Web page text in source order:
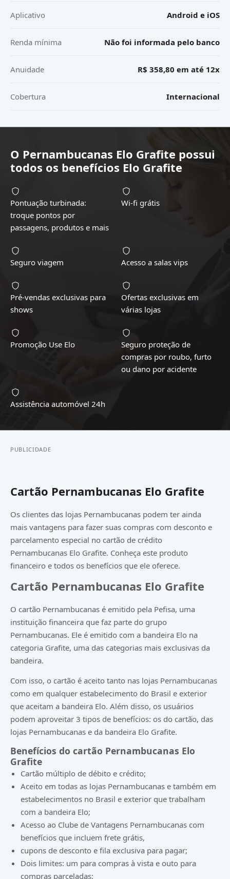
Aplicativo Android e iOS
Renda mínima Não foi informada pelo banco
Anuidade R$ 358,80 em até 12x
Cobertura Internacional
O Pernambucanas Elo Grafite possui
todos os benefícios Elo Grafite
Pontuação turbinada:
troque pontos por
passagens, produtos e mais
Wi-fi grátis
Seguro viagem Acesso a salas vips
Pré-vendas exclusivas para
shows
Ofertas exclusivas em
várias lojas
Promoção Use Elo
Seguro proteção de
compras por roubo, furto
ou dano por acidente
Assistência automóvel 24h
PUBLICIDADE
Cartão Pernambucanas Elo Grafite
Os clientes das lojas Pernambucanas podem ter ainda
mais vantagens para fazer suas compras com desconto e
parcelamento especial no cartão de crédito
Pernambucanas Elo Grafite. Conheça este produto
financeiro e todos os benefícios que ele oferece.
Cartão Pernambucanas Elo Grafite
O cartão Pernambucanas é emitido pela Pefisa, uma
instituição financeira que faz parte do grupo
Pernambucanas. Ele é emitido com a bandeira Elo na
categoria Grafite, uma das categorias mais exclusivas da
bandeira.
Com isso, o cartão é aceito tanto nas lojas Pernambucanas
como em qualquer estabelecimento do Brasil e exterior
que aceitam a bandeira Elo. Além disso, os usuários
podem aproveitar 3 tipos de benefícios: os do cartão, das
lojas Pernambucanas e da bandeira Elo Grafite.
Benefícios do cartão Pernambucanas Elo
Grafite
Cartão múltiplo de débito e crédito;
Aceito em todas as lojas Pernambucanas e também em
estabelecimentos no Brasil e exterior que trabalham
com a bandeira Elo;
Acesso ao Clube de Vantagens Pernambucanas com
benefícios que incluem frete grátis,
cupons de desconto e fila exclusiva para pagar;
Dois limites: um para compras à vista e outo para
compras parceladas;